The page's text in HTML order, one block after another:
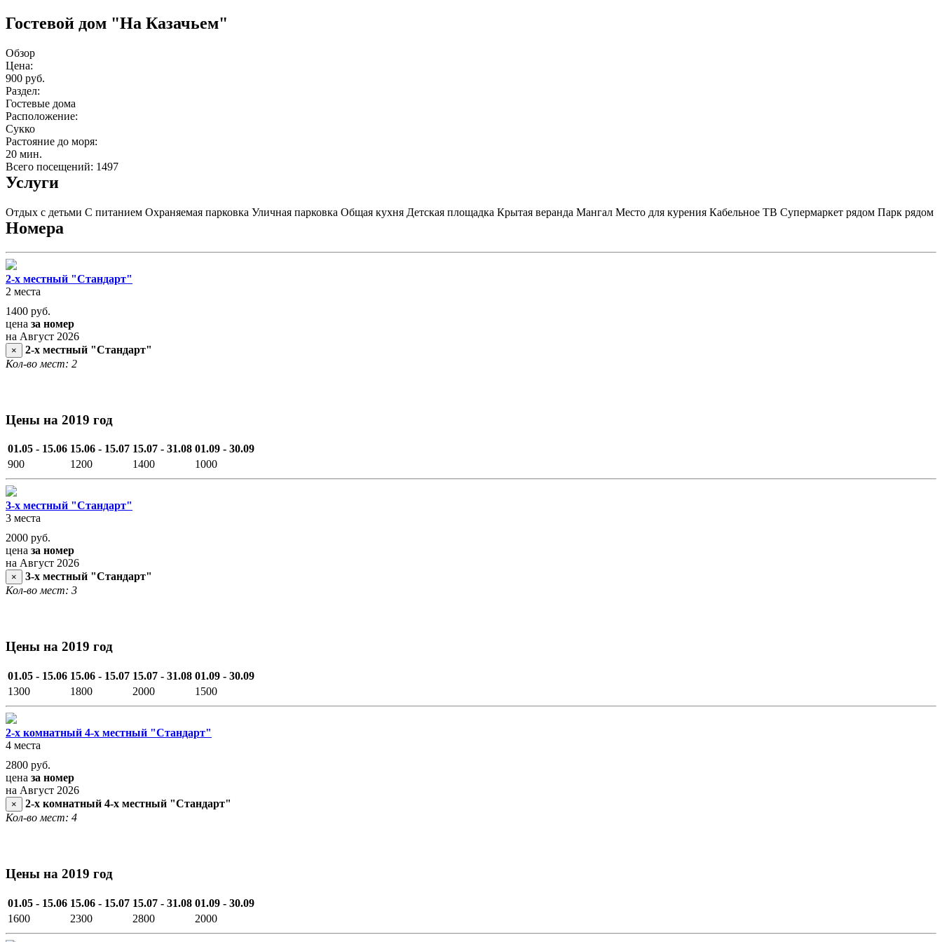
Гостевой дом "На Казачьем"
Обзор
Цена:
900 руб.
Раздел:
Гостевые дома
Расположение:
Сукко
Растояние до моря:
20 мин.
Всего посещений: 1497
Услуги
Отдых с детьми С питанием Охраняемая парковка Уличная парковка Общая кухня Детская площадка Крытая веранда Мангал Место для курения Кабельное ТВ Супермаркет рядом Парк рядом
Номера
2-х местный "Стандарт"
2 места
1400 руб.
цена за номер
на Август 2026
×
2-х местный "Стандарт"
Кол-во мест: 2
Цены на 2019 год
01.05 - 15.06 15.06 - 15.07 15.07 - 31.08 01.09 - 30.09
900
1200 1400 1000
3-х местный "Стандарт"
3 места
2000 руб.
цена за номер
на Август 2026
×
3-х местный "Стандарт"
Кол-во мест: 3
Цены на 2019 год
01.05 - 15.06 15.06 - 15.07 15.07 - 31.08 01.09 - 30.09
1300
1800 2000 1500
2-х комнатный 4-х местный "Стандарт"
4 места
2800 руб.
цена за номер
на Август 2026
×
2-х комнатный 4-х местный "Стандарт"
Кол-во мест: 4
Цены на 2019 год
01.05 - 15.06 15.06 - 15.07 15.07 - 31.08 01.09 - 30.09
1600
2300 2800 2000